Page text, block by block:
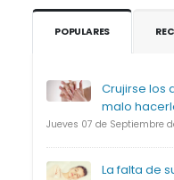
POPULARES
Crujirse los
malo
Jueves 07 de Septiembre
La falta de